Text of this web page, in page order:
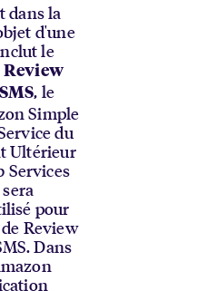
dans la
d'une
le
Review
, le
Simple
du
Ultérieur
Services
pour
Review
Dans